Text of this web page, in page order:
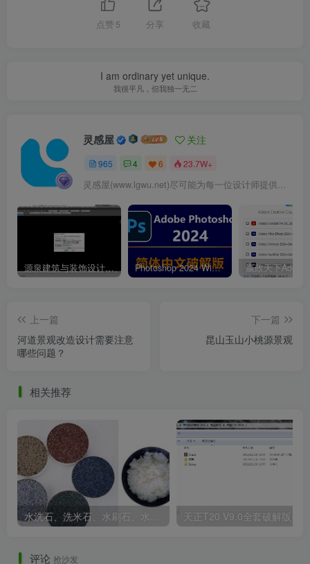
成都青城山不宿·久之森林民宿周围景观实景图
成都青城山不宿·久之森林民宿周围景观实景图
点赞 5 分享 收藏
I am ordinary yet unique.
我很平凡，但我独一无二
灵感屋 关注
965 4 6 23.7W+
灵感屋(www.lgwu.net)尽可能为每一位设计师提供更全面、更精致、更具有创意感的设计素材。努力成为景观设计师展示实力和互相学习的优质网络资源发布平台。
源泉建筑与装饰设计CAD插件工具箱（YQArch 6.7.4） Photoshop 2024 Win|Mac 简体中文破解版安装包下载及安装教程
上一篇
河道景观改造设计需要注意
哪些问题？
下一篇
昆山玉山小桃源景观
相关推荐
水洗石、洗米石、水刷石、水磨石、胶粘石傻傻分不清楚
评论 抢沙发